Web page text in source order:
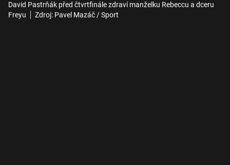
David Pastrňák před čtvrtfinále zdraví manželku Rebeccu a dceru
Freyu
Zdroj: Pavel Mazáč / Sport